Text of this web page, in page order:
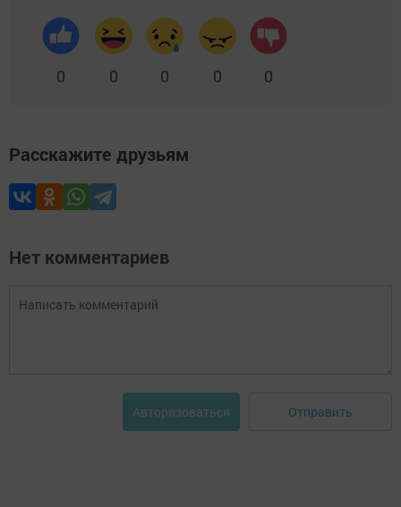
0 0 0 0 0
Расскажите друзьям
Нет комментариев
Авторизоваться Отправить